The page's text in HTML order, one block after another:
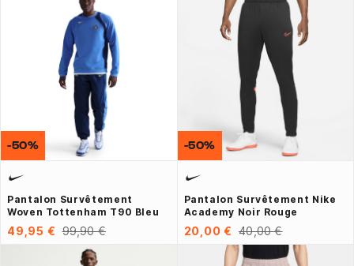
Pantalon Survêtement
Woven Tottenham T90 Bleu
49,95 € 99,90 €
-50%
Pantalon Survêtement Nike
Academy Noir Rouge
20,00 € 40,00 €
-50%